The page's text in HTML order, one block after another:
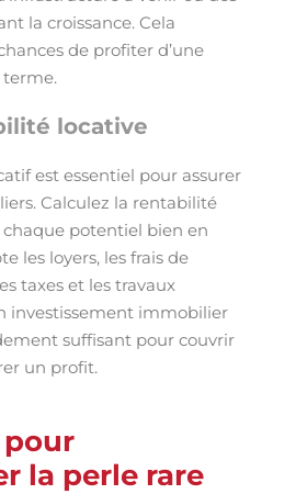
la croissance. Cela
de profiter d’une
terme.
locative
est essentiel pour assurer
Calculez la rentabilité
potentiel bien en
les loyers, les frais de
taxes et les travaux
investissement immobilier
suffisant pour couvrir
un profit.
pour
la perle rare